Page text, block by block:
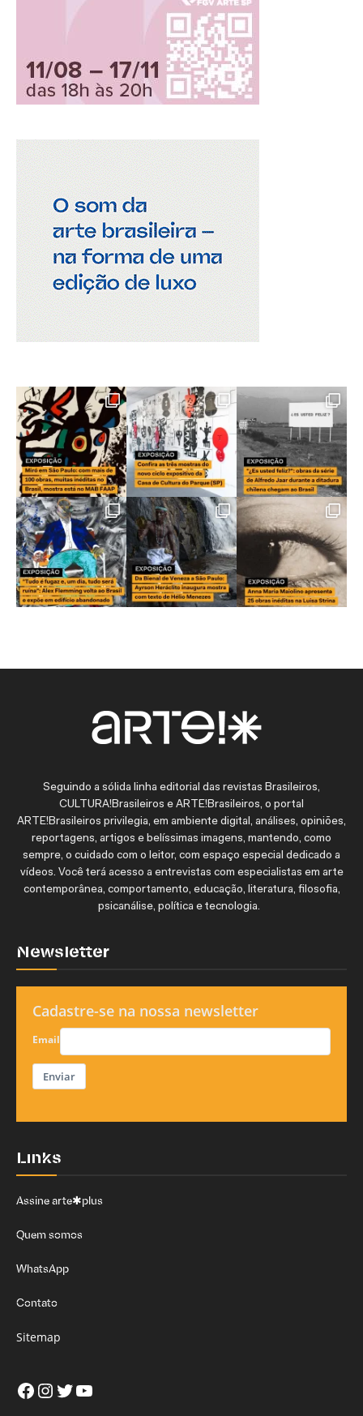
Seguindo a sólida linha editorial das revistas Brasileiros,
CULTURA!Brasileiros e ARTE!Brasileiros, o portal
ARTE!Brasileiros privilegia, em ambiente digital, análises, opiniões,
reportagens, artigos e belíssimas imagens, mantendo, como
sempre, o cuidado com o leitor, com espaço especial dedicado a
vídeos. Você terá acesso a entrevistas com especialistas em arte
contemporânea, comportamento, educação, literatura, filosofia,
psicanálise, política e tecnologia.
Newsletter
Cadastre-se na nossa newsletter
Email
Enviar
Links
Assine arte✱plus
Quem somos
WhatsApp
Contato
Sitemap
Facebook
Instagram
Twitter
Youtube